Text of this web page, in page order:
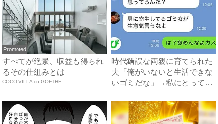
Promoted
すべてが絶景、収益も得られ
るその仕組みとは
COCO VILLA on GOETHE
時代錯誤な両親に育てられた
夫「俺がいないと生活できな
いゴミだな」→私にとっての